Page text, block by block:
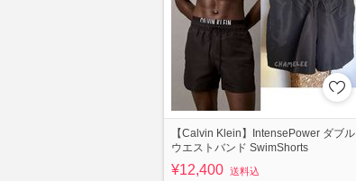
【Calvin Klein】IntensePower ダブル
ウエストバンド SwimShorts
¥12,400 送料込